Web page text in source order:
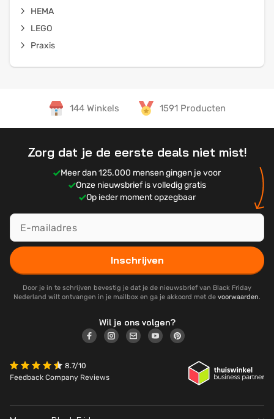
HEMA
LEGO
Praxis
144 Winkels 1591 Producten
Zorg dat je de eerste deals niet mist!
Meer dan 125.000 mensen gingen je voor
Onze nieuwsbrief is volledig gratis
Op ieder moment opzegbaar
Inschrijven
Door je in te schrijven bevestig je dat je de nieuwsbrief van Black Friday
Nederland wilt ontvangen in je mailbox en ga je akkoord met de voorwaarden.
Wil je ons volgen?
8.7/10
Feedback Company Reviews